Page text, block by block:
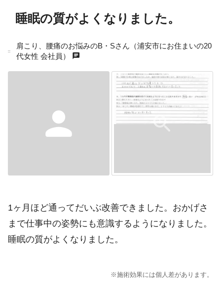
睡眠の質がよくなりました。
肩こり、腰痛のお悩みのB・Sさん（浦安市にお住まいの20
代女性 会社員）
chat
person
1ヶ月ほど通ってだいぶ改善できました。おかげさ
まで仕事中の姿勢にも意識するようになりました。
睡眠の質がよくなりました。
※施術効果には個人差があります。